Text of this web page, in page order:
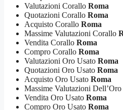
Valutazioni Corallo Roma
Quotazioni Corallo Roma
Acquisto Corallo Roma
Massime Valutazioni Corallo
Vendita Corallo Roma
Compro Corallo Roma
Valutazioni Oro Usato Roma
Quotazioni Oro Usato Roma
Acquisto Oro Usato Roma
Massime Valutazioni
Vendita Oro Usato Roma
Compro Oro Usato Roma